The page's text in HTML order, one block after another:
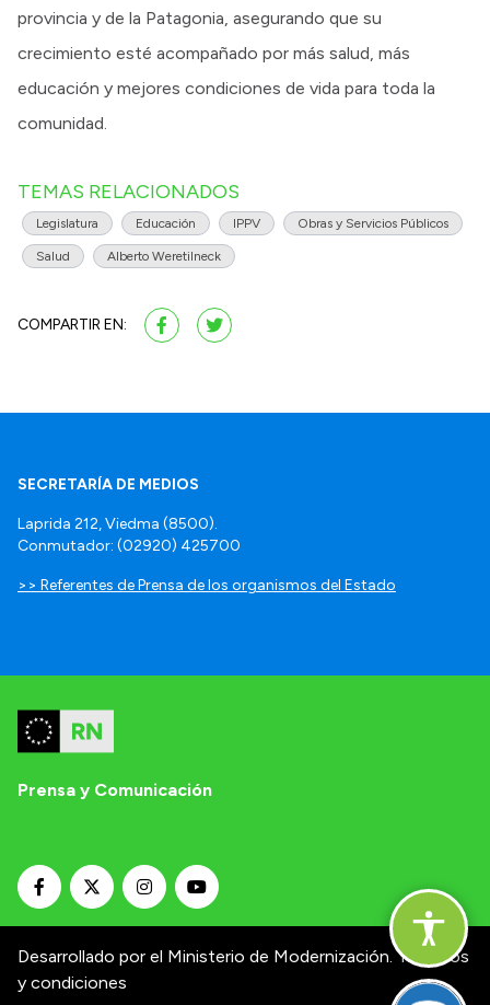
provincia y de la Patagonia, asegurando que su
crecimiento esté acompañado por más salud, más
educación y mejores condiciones de vida para toda la
comunidad.
TEMAS RELACIONADOS
Legislatura Educación IPPV Obras y Servicios Públicos
Salud Alberto Weretilneck
COMPARTIR EN:
SECRETARÍA DE MEDIOS
Laprida 212, Viedma (8500).
Conmutador: (02920) 425700
>> Referentes de Prensa de los organismos del Estado
Prensa y Comunicación
Desarrollado por el Ministerio de Modernización. Términos
y condiciones